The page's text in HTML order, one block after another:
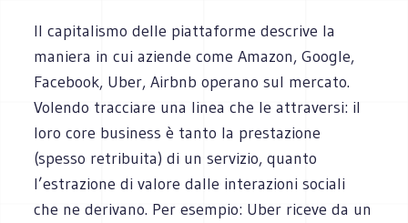
Il capitalismo delle piattaforme descrive la
maniera in cui aziende come Amazon, Google,
Facebook, Uber, Airbnb operano sul mercato.
Volendo tracciare una linea che le attraversi: il
loro core business è tanto la prestazione
(spesso retribuita) di un servizio, quanto
l’estrazione di valore dalle interazioni sociali
che ne derivano. Per esempio: Uber riceve da un